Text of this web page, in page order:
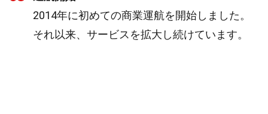
2014年に初めての商業運航を開始しました。
それ以来、サービスを拡大し続けています。